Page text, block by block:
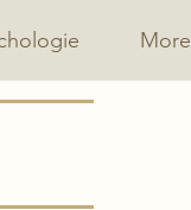
More